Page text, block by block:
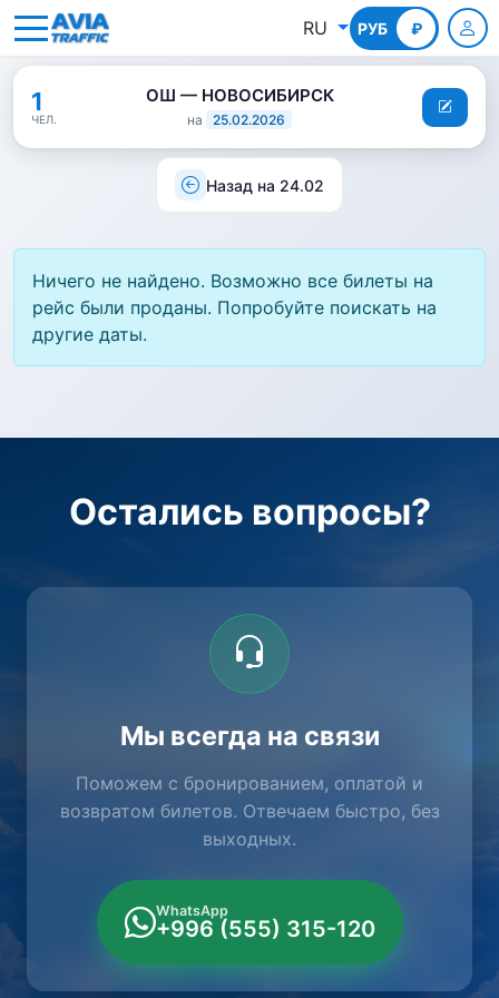
RU РУБ ₽
КГС
1
ЧЕЛ.
ОШ — НОВОСИБИРСК
на 25.02.2026
Назад на 24.02
Ничего не найдено. Возможно все билеты на
рейс были проданы. Попробуйте поискать на
другие даты.
Остались вопросы?
Мы всегда на связи
Поможем с бронированием, оплатой и
возвратом билетов. Отвечаем быстро, без
выходных.
WhatsApp
+996 (555) 315-120